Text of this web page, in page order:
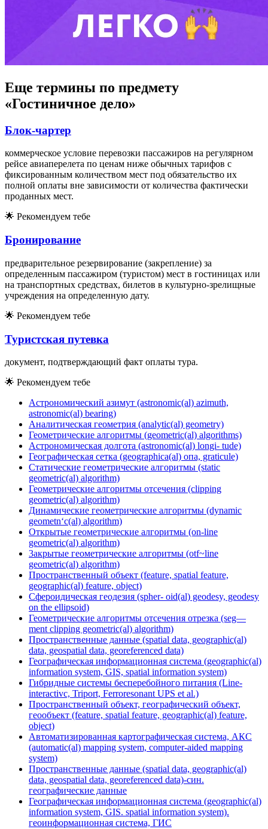
Еще термины по предмету
«Гостиничное дело»
Блок-чартер
коммерческое условие перевозки пассажиров на регулярном
рейсе авиаперелета по ценам ниже обычных тарифов с
фиксированным количеством мест под обязательство их
полной оплаты вне зависимости от количества фактически
проданных мест.
🌟 Рекомендуем тебе
Бронирование
предварительное резервирование (закрепление) за
определенным пассажиром (туристом) мест в гостиницах или
на транспортных средствах, билетов в культурно-зрелищные
учреждения на определенную дату.
🌟 Рекомендуем тебе
Туристская путевка
документ, подтверждающий факт оплаты тура.
🌟 Рекомендуем тебе
Астрономический азимут (astronomic(al) azimuth,
astronomic(al) bearing)
Аналитическая геометрия (analytic(al) geometry)
Геометрические алгоритмы (geometric(al) algorithms)
Астрономическая долгота (astronomic(al) longi- tude)
Географическая сетка (geographica(al) опа, graticule)
Статические геометрические алгоритмы (static
geometric(al) algorithm)
Геометрические алгоритмы отсечения (clipping
geometric(al) algorithm)
Динамические геометрические алгоритмы (dynamic
geometn‘c(al) algorithm)
Открытые геометрические алгоритмы (on-line
geometric(al) algorithm)
3акрытые геометрические алгоритмы (otf~line
geometric(al) algorithm)
Пространственный объект (feature, spatial feature,
geographic(al) feature, object)
Сфероидическая геодезия (spher- oid(al) geodesy, geodesy
on the ellipsoid)
Геометрические алгоритмы отсечения отрезка (seg—
ment clipping geometric(al) algorithm)
Пространственные данные (spatial data, geographic(al)
data, geospatial data, georeferenced data)
Географическая информационная система (geographic(al)
information system, GIS, spatial information system)
Гибридные системы бесперебойного питания (Line-
interactivc, Triport, Ferroresonant UPS et al.)
Пространственный объект, географический объект,
геообъект (feature, spatial feature, geographic(al) feature,
object)
Автоматизированная картографическая система, АКС
(automatic(al) mapping system, computer-aided mapping
system)
Пространственные данные (spatial data, geographic(al)
data, geospatial data, georeferenced data)-син.
географические данные
Географическая информационная система (geographic(al)
information system, GIS. spatial information system).
геоинформационная система, ГИС